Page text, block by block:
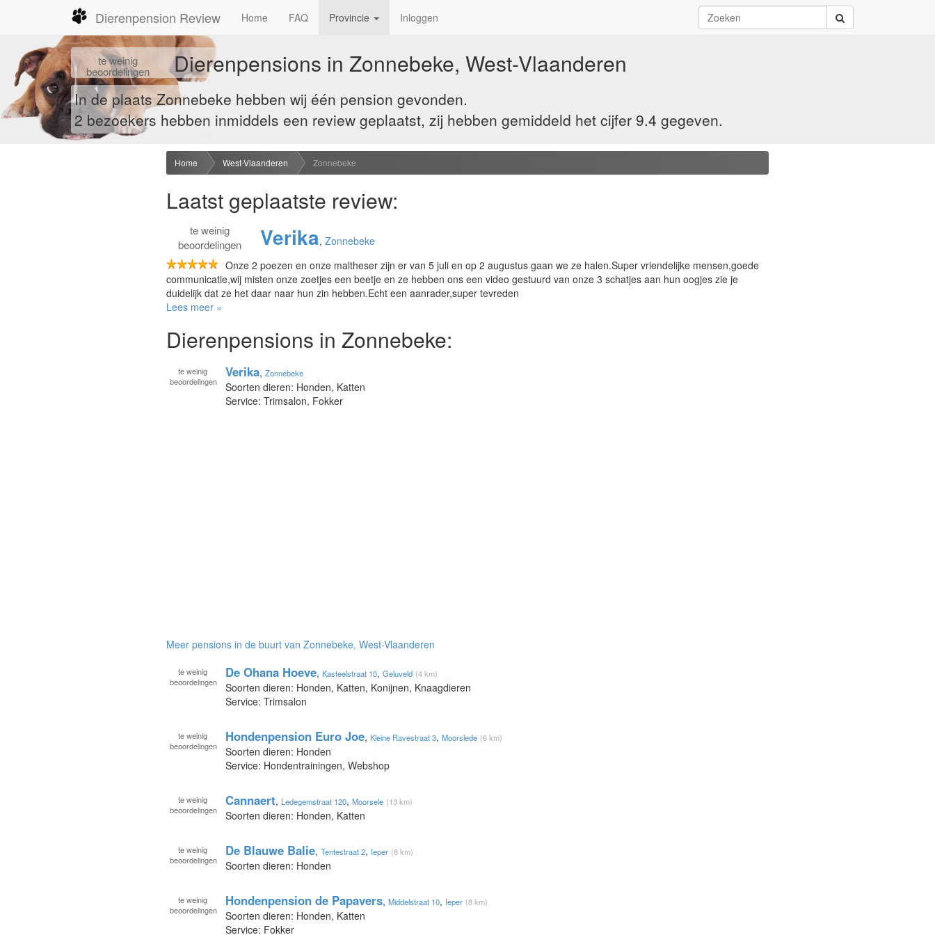
Dierenpension Review Home FAQ Provincie Inloggen
teweinig
beoordelingen Dierenpensions in Zonnebeke, West-Vlaanderen
In de plaats Zonnebeke hebben wij één pension gevonden.
2 bezoekers hebben inmiddels een review geplaatst, zij hebben gemiddeld het cijfer 9.4 gegeven.
Home West-Vlaanderen Zonnebeke
Laatst geplaatste review:
teweinig
beoordelingen
Verika, Zonnebeke
Onze 2 poezen en onze maltheser zijn er van 5 juli en op 2 augustus gaan we ze halen.Super vriendelijke mensen,goede
communicatie,wij misten onze zoetjes een beetje en ze hebben ons een video gestuurd van onze 3 schatjes aan hun oogjes zie je
duidelijk dat ze het daar naar hun zin hebben.Echt een aanrader,super tevreden
Lees meer »
Dierenpensions in Zonnebeke:
te weinig
beoordelingen
Verika, Zonnebeke
Soorten dieren: Honden, Katten
Service: Trimsalon, Fokker
Meer pensions in de buurt van Zonnebeke, West-Vlaanderen
te weinig
beoordelingen
De Ohana Hoeve, Kasteelstraat 10, Geluveld (4 km)
Soorten dieren: Honden, Katten, Konijnen, Knaagdieren
Service: Trimsalon
te weinig
beoordelingen
Hondenpension Euro Joe, Kleine Ravestraat 3, Moorslede (6 km)
Soorten dieren: Honden
Service: Hondentrainingen, Webshop
te weinig
beoordelingen
Cannaert, Ledegemstraat 120, Moorsele (13 km)
Soorten dieren: Honden, Katten
te weinig
beoordelingen
De Blauwe Balie, Tentestraat 2, Ieper (8 km)
Soorten dieren: Honden
te weinig
beoordelingen
Hondenpension de Papavers, Middelstraat 10, Ieper (8 km)
Soorten dieren: Honden, Katten
Service: Fokker